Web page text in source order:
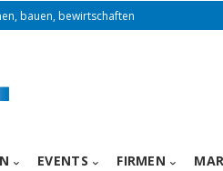
bauen, bewirtschaften
EVENTS FIRMEN